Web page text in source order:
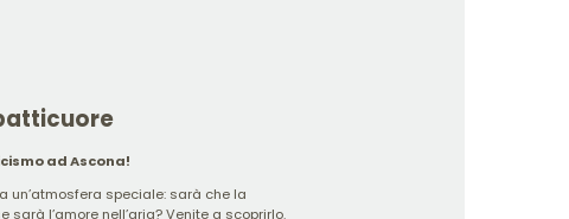
ad Ascona!
un’atmosfera speciale: sarà che la
sarà l’amore nell’aria? Venite a scoprirlo.